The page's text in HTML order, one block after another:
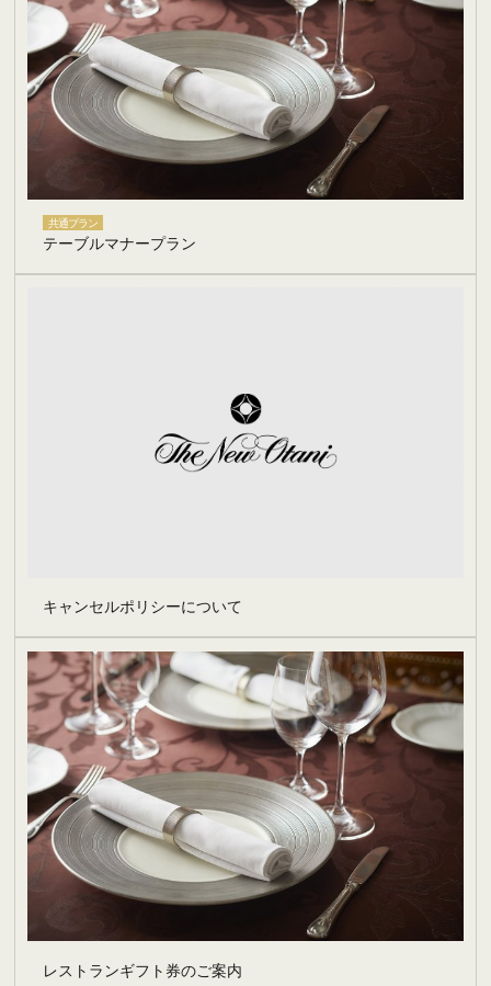
共通プラン
テーブルマナープラン
キャンセルポリシーについて
レストランギフト券のご案内